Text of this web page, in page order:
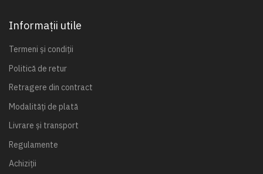
Informații utile
Termeni și condiții
Politică de retur
Retragere din contract
Modalități de plată
Livrare și transport
Regulamente
Achiziții